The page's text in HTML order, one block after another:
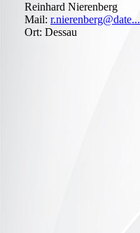
Reinhard Nierenberg
Mail: r.nierenberg@date...
Ort: Dessau